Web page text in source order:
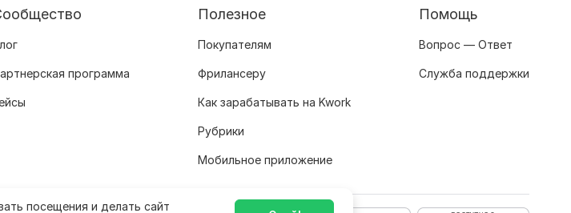
посещения и делать сайт
программа
Полезное
Покупателям
Фрилансеру
Как зарабатывать на Kwork
Рубрики
Мобильное приложение
Помощь
Вопрос — Ответ
Служба поддержки